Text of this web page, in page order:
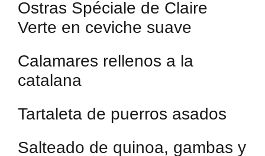
Ostras Spéciale de Claire
Verte en ceviche suave
Calamares rellenos a la
catalana
Tartaleta de puerros asados
Salteado de quinoa, gambas y